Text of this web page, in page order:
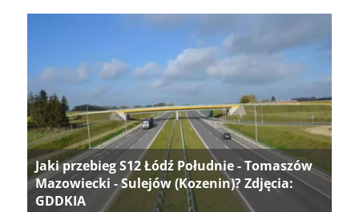
Jaki przebieg S12 Łódź Południe - Tomaszów
Mazowiecki - Sulejów (Kozenin)? Zdjęcia:
GDDKIA